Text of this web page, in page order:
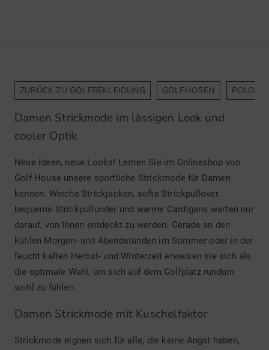
ZURÜCK ZU GOLFBEKLEIDUNG GOLFHOSEN
Damen Strickmode im lässigen Look und
cooler Optik
Neue Ideen, neue Looks! Lernen Sie im Onlineshop von
Golf House unsere sportliche Strickmode für Damen
kennen. Weiche Strickjacken, softe Strickpullover,
bequeme Strickpullunder und warme Cardigans warten nur
darauf, von Ihnen entdeckt zu werden. Gerade an den
kühlen Morgen- und Abendstunden im Sommer oder in der
feucht kalten Herbst- und Winterzeit erweisen sie sich als
die optimale Wahl, um sich auf dem Golfplatz rundum
wohl zu fühlen.
Damen Strickmode mit Kuschelfaktor
Strickmode eignen sich für alle, die keine Angst haben,